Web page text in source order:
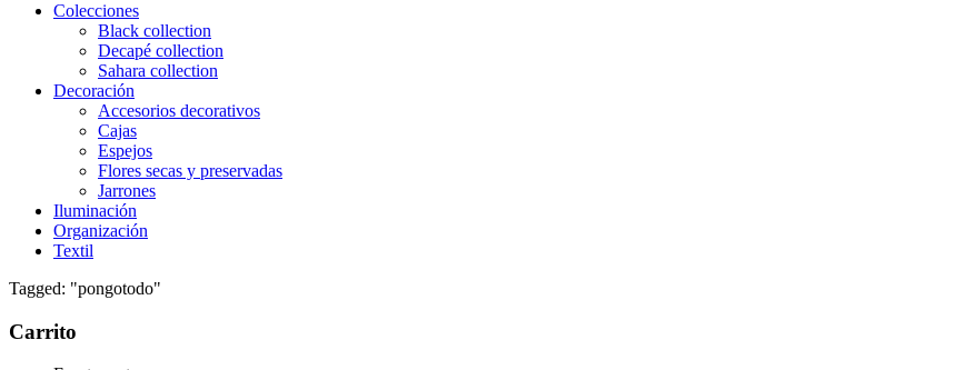
Colecciones
Black collection
Decapé collection
Sahara collection
Decoración
Accesorios decorativos
Cajas
Espejos
Flores secas y preservadas
Jarrones
Iluminación
Organización
Textil
Tagged: "pongotodo"
Carrito